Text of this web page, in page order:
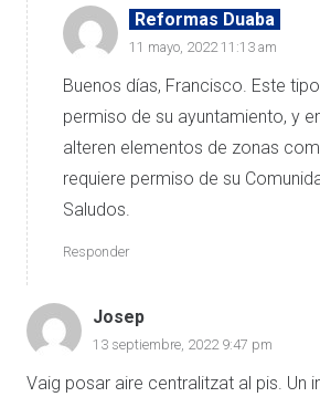
Reformas Duaba
11 mayo, 2022 11:13 am
Buenos días, Francisco. Este
permiso de su ayuntamiento, y
alteren elementos de zonas
requiere permiso de su
Saludos.
Responder
Josep
13 septiembre, 2022 9:47 pm
Vaig posar aire centralitzat al pis. Un